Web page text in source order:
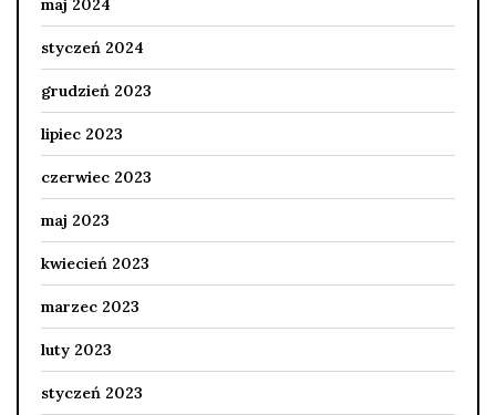
maj 2024
styczeń 2024
grudzień 2023
lipiec 2023
czerwiec 2023
maj 2023
kwiecień 2023
marzec 2023
luty 2023
styczeń 2023